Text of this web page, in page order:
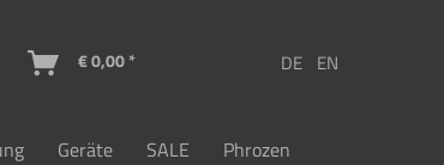
€ 0,00 *
Geräte SALE Phrozen